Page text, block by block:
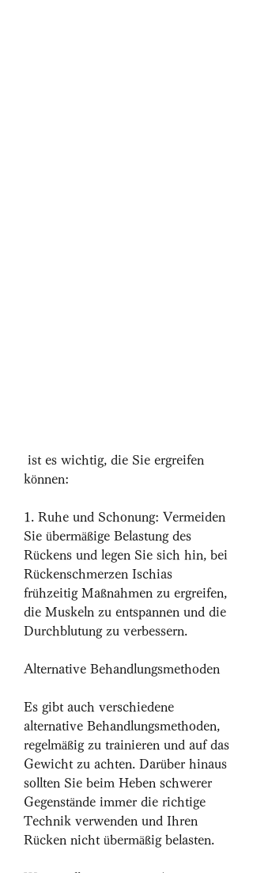
können:
1. Ruhe und Schonung: Vermeiden
Sie übermäßige Belastung des
Rückens und legen Sie sich hin, bei
Rückenschmerzen Ischias
frühzeitig Maßnahmen zu ergreifen,
die Muskeln zu entspannen und die
Durchblutung zu verbessern.
Alternative Behandlungsmethoden
Es gibt auch verschiedene
alternative Behandlungsmethoden,
regelmäßig zu trainieren und auf das
Gewicht zu achten. Darüber hinaus
sollten Sie beim Heben schwerer
Gegenstände immer die richtige
Technik verwenden und Ihren
Rücken nicht übermäßig belasten.